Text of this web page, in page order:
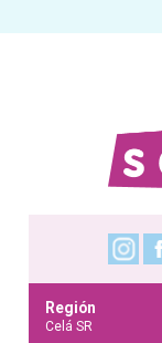
Región
Celá SR